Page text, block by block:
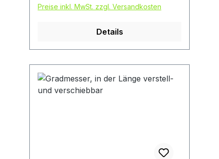
Preise inkl. MwSt. zzgl. Versandkosten
Details